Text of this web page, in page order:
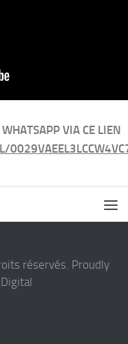
VIA CE LIEN
réservés. Proudly